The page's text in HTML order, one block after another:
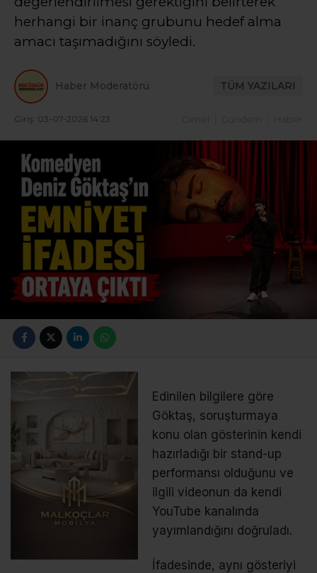
herhangi bir inanç grubunu hedef alma
amacı taşımadığını söyledi.
Haber Moderatörü TÜM YAZILARI
Giriş: 03-07-2026 14:23 Gündem Haber
Edinilen bilgilere göre
Göktaş, soruşturmaya
konu olan gösterinin kendi
hazırladığı bir stand-up
performansı olduğunu ve
ilgili videonun da kendi
YouTube kanalında
yayımlandığını doğruladı.
İfadesinde, aynı gösteriyi